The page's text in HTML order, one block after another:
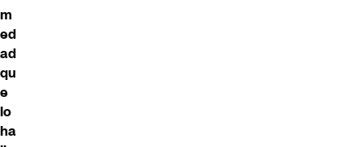
m
ed
ad
qu
e
lo
ha